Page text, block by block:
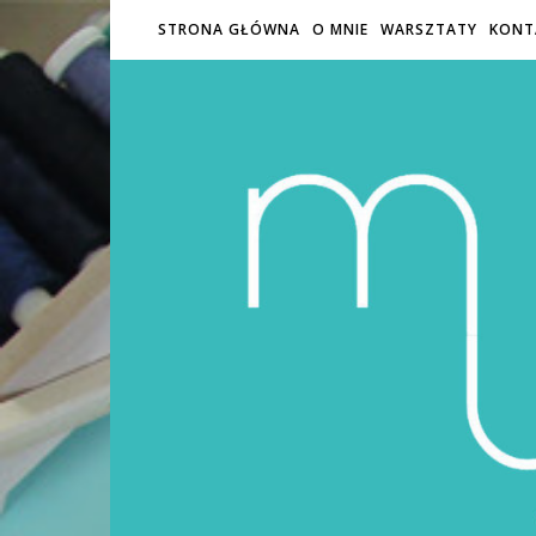
STRONA GŁÓWNA O MNIE WARSZTATY